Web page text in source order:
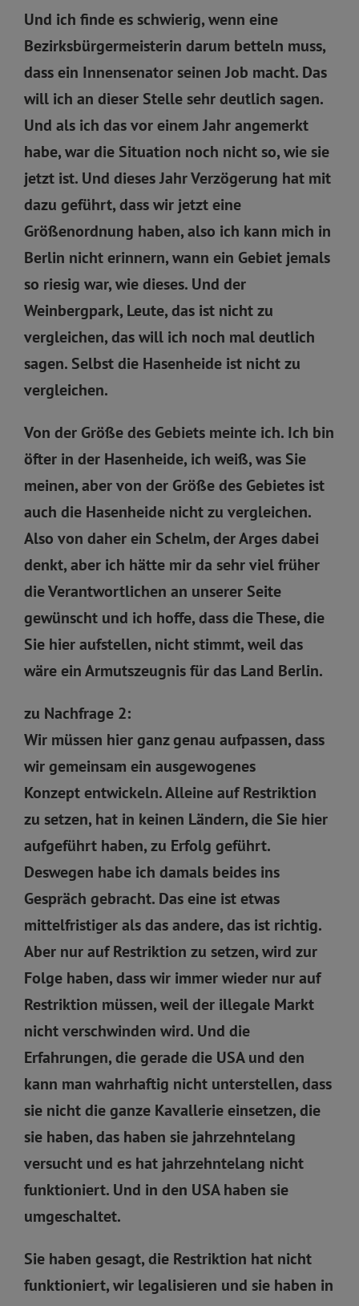
Und ich finde es schwierig, wenn eine
Bezirksbürgermeisterin darum betteln muss,
dass ein Innensenator seinen Job macht. Das
will ich an dieser Stelle sehr deutlich sagen.
Und als ich das vor einem Jahr angemerkt
habe, war die Situation noch nicht so, wie sie
jetzt ist. Und dieses Jahr Verzögerung hat mit
dazu geführt, dass wir jetzt eine
Größenordnung haben, also ich kann mich in
Berlin nicht erinnern, wann ein Gebiet jemals
so riesig war, wie dieses. Und der
Weinbergpark, Leute, das ist nicht zu
vergleichen, das will ich noch mal deutlich
sagen. Selbst die Hasenheide ist nicht zu
vergleichen.
Von der Größe des Gebiets meinte ich. Ich bin
öfter in der Hasenheide, ich weiß, was Sie
meinen, aber von der Größe des Gebietes ist
auch die Hasenheide nicht zu vergleichen.
Also von daher ein Schelm, der Arges dabei
denkt, aber ich hätte mir da sehr viel früher
die Verantwortlichen an unserer Seite
gewünscht und ich hoffe, dass die These, die
Sie hier aufstellen, nicht stimmt, weil das
wäre ein Armutszeugnis für das Land Berlin.
zu Nachfrage 2:
Wir müssen hier ganz genau aufpassen, dass
wir gemeinsam ein ausgewogenes
Konzept entwickeln. Alleine auf Restriktion
zu setzen, hat in keinen Ländern, die Sie hier
aufgeführt haben, zu Erfolg geführt.
Deswegen habe ich damals beides ins
Gespräch gebracht. Das eine ist etwas
mittelfristiger als das andere, das ist richtig.
Aber nur auf Restriktion zu setzen, wird zur
Folge haben, dass wir immer wieder nur auf
Restriktion müssen, weil der illegale Markt
nicht verschwinden wird. Und die
Erfahrungen, die gerade die USA und den
kann man wahrhaftig nicht unterstellen, dass
sie nicht die ganze Kavallerie einsetzen, die
sie haben, das haben sie jahrzehntelang
versucht und es hat jahrzehntelang nicht
funktioniert. Und in den USA haben sie
umgeschaltet.
Sie haben gesagt, die Restriktion hat nicht
funktioniert, wir legalisieren und sie haben in